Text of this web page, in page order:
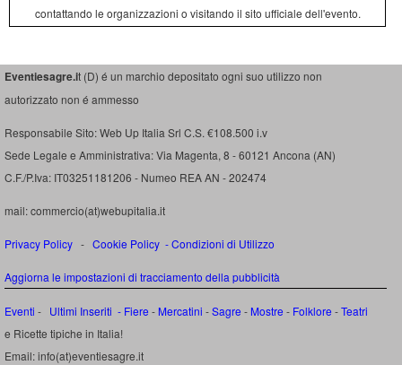
contattando le organizzazioni o visitando il sito ufficiale dell'evento.
Eventiesagre.it (D) é un marchio depositato ogni suo utilizzo non
autorizzato non é ammesso
Responsabile Sito: Web Up Italia Srl C.S. €108.500 i.v
Sede Legale e Amministrativa: Via Magenta, 8 - 60121 Ancona (AN)
C.F./P.Iva: IT03251181206 - Numeo REA AN - 202474
mail: commercio(at)webupitalia.it
Privacy Policy - Cookie Policy -Condizioni di Utilizzo
Aggiorna le impostazioni di tracciamento della pubblicità
Eventi - Ultimi Inseriti - Fiere - Mercatini -Sagre - Mostre - Folklore -Teatri
e Ricette tipiche in Italia!
Email: info(at)eventiesagre.it